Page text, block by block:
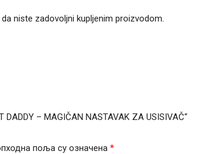
niste zadovoljni kupljenim proizvodom.
DADDY – MAGIČAN NASTAVAK ZA USISIVAČ“
поља су означена *